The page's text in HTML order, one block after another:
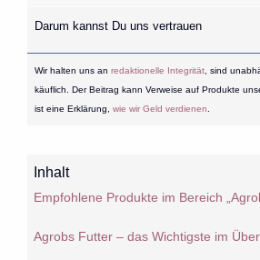
Darum kannst Du uns vertrauen
Wir halten uns an redaktionelle Integrität, sind
käuflich. Der Beitrag kann Verweise auf Produkte
ist eine Erklärung, wie wir Geld verdienen
Inhalt
Empfohlene Produkte im Bereich
Agrobs Futter – das Wichtigste im